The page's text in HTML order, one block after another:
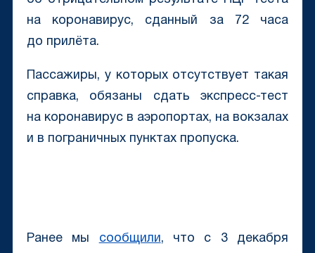
на коронавирус, сданный за 72 часа
до прилёта.
Пассажиры, у которых отсутствует такая
справка, обязаны сдать экспресс-тест
на коронавирус в аэропортах, на вокзалах
и в пограничных пунктах пропуска.
Ранее мы сообщили, что с 3 декабря